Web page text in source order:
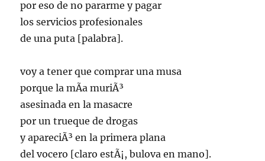
por eso de no pararme y pagar
los servicios profesionales
de una puta [palabra].
voy a tener que comprar una musa
porque la mÃ­a muriÃ³
asesinada en la masacre
por un trueque de drogas
y apareciÃ³ en la primera plana
del vocero [claro estÃ¡, bulova en mano].